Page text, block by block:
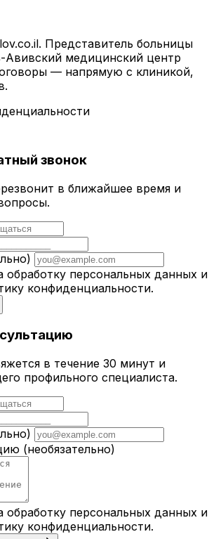
Представитель больницы
медицинский центр
— напрямую с клиникой,
звонок
в ближайшее время и
обработку персональных данных и
конфиденциальности.
в течение 30 минут и
профильного специалиста.
(необязательно)
обработку персональных данных и
конфиденциальности.